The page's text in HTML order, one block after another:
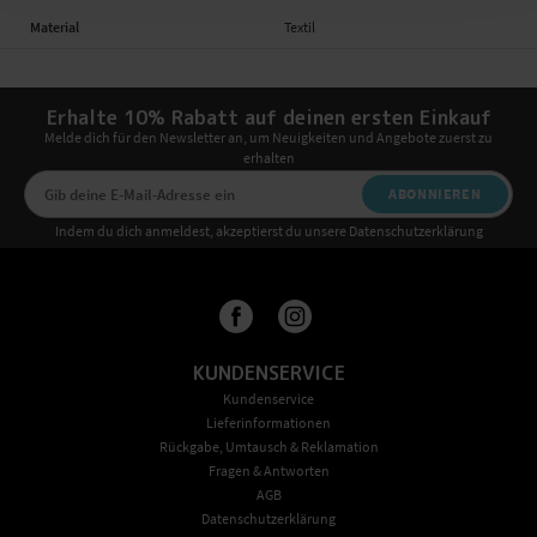
Material Textil
Erhalte 10% Rabatt auf deinen ersten Einkauf
Melde dich für den Newsletter an, um Neuigkeiten und Angebote zuerst zu
erhalten
ABONNIEREN
Indem du dich anmeldest, akzeptierst du unsere Datenschutzerklärung
KUNDENSERVICE
Kundenservice
Lieferinformationen
Rückgabe, Umtausch & Reklamation
Fragen & Antworten
AGB
Datenschutzerklärung